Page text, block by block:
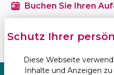
Buchen Sie Ihren
Diese Webseite
Inhalte und Anzeigen zu